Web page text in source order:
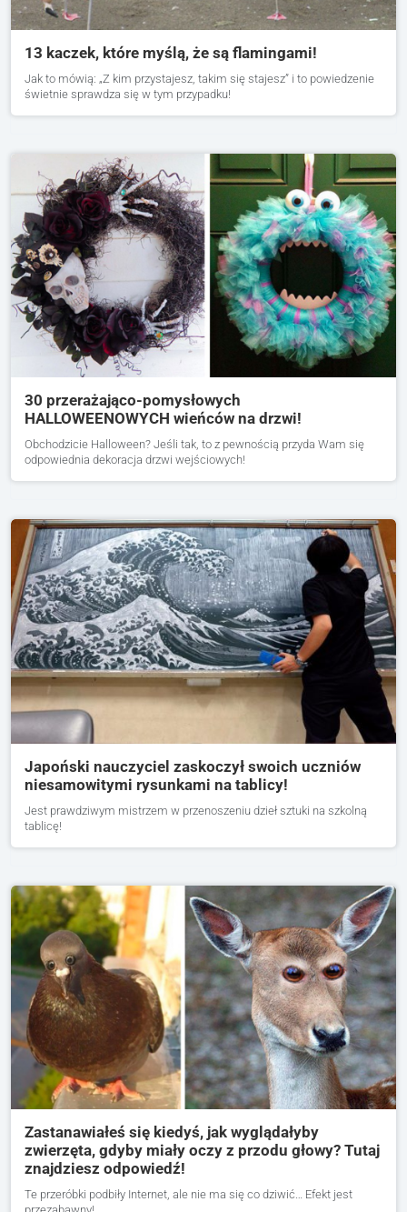
13 kaczek, które myślą, że są flamingami!
Jak to mówią: „Z kim przystajesz, takim się stajesz” i to powiedzenie
świetnie sprawdza się w tym przypadku!
30 przerażająco-pomysłowych
HALLOWEENOWYCH wieńców na drzwi!
Obchodzicie Halloween? Jeśli tak, to z pewnością przyda Wam się
odpowiednia dekoracja drzwi wejściowych!
Japoński nauczyciel zaskoczył swoich uczniów
niesamowitymi rysunkami na tablicy!
Jest prawdziwym mistrzem w przenoszeniu dzieł sztuki na szkolną
tablicę!
Zastanawiałeś się kiedyś, jak wyglądałyby
zwierzęta, gdyby miały oczy z przodu głowy? Tutaj
znajdziesz odpowiedź!
Te przeróbki podbiły Internet, ale nie ma się co dziwić… Efekt jest